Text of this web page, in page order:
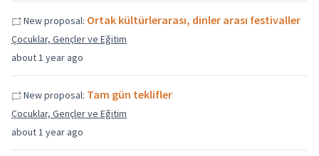
about 1 year ago
New proposal: Ortak kültürlerarası, dinler arası festivaller
Çocuklar, Gençler ve Eğitim
about 1 year ago
New proposal: Tam gün teklifler
Çocuklar, Gençler ve Eğitim